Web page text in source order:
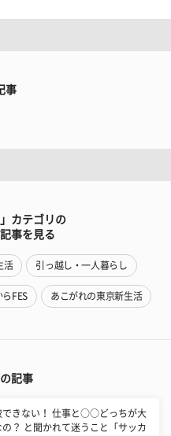
事
カテゴリの
事を見る
活 引っ越し・一人暮らし
らFES あこがれの東京新生活
記事
できない！ 仕事と○○どっちが大
の？ と聞かれて迷うこと「サッカ